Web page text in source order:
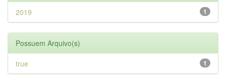
1
2019
Possuem Arquivo(s)
1
true